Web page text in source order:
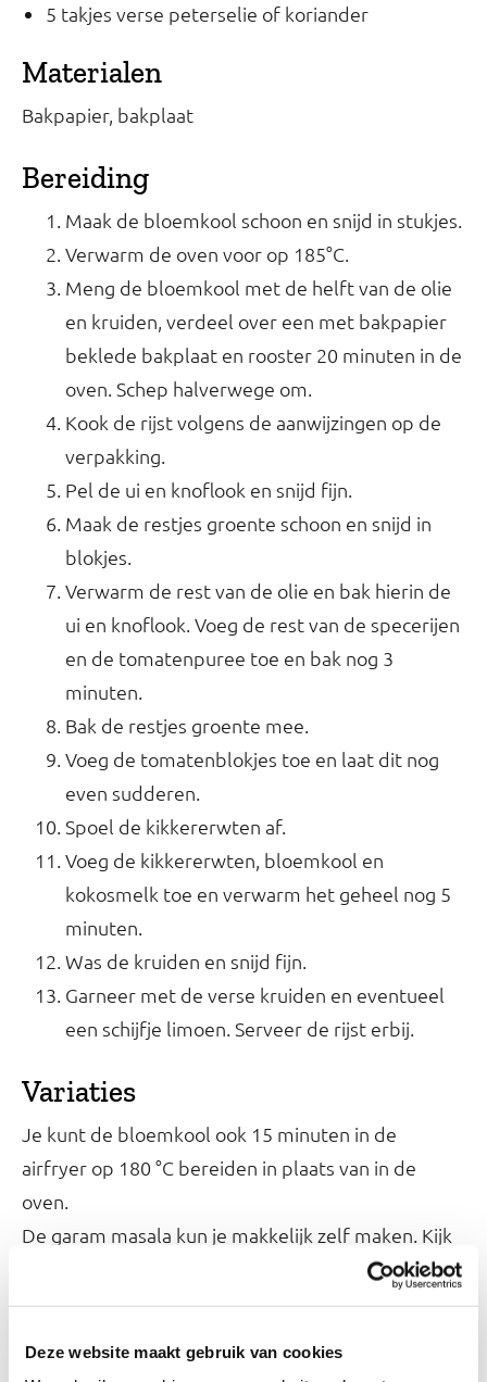
Deze website maakt gebruik van cookies
5 takjes verse peterselie of koriander
Materialen
Bakpapier, bakplaat
Bereiding
Maak de bloemkool schoon en snijd in stukjes.
Verwarm de oven voor op 185°C.
Meng de bloemkool met de helft van de olie
en kruiden, verdeel over een met bakpapier
beklede bakplaat en rooster 20 minuten in de
oven. Schep halverwege om.
Kook de rijst volgens de aanwijzingen op de
verpakking.
Pel de ui en knoflook en snijd fijn.
Maak de restjes groente schoon en snijd in
blokjes.
Verwarm de rest van de olie en bak hierin de
ui en knoflook. Voeg de rest van de specerijen
en de tomatenpuree toe en bak nog 3
minuten.
Bak de restjes groente mee.
Voeg de tomatenblokjes toe en laat dit nog
even sudderen.
Spoel de kikkererwten af.
Voeg de kikkererwten, bloemkool en
kokosmelk toe en verwarm het geheel nog 5
minuten.
Was de kruiden en snijd fijn.
Garneer met de verse kruiden en eventueel
een schijfje limoen. Serveer de rijst erbij.
Variaties
Je kunt de bloemkool ook 15 minuten in de
airfryer op 180 °C bereiden in plaats van in de
oven.
De garam masala kun je makkelijk zelf maken. Kijk
hoe je dat doet.
We kunnen niet garanderen dat de ingrediënten